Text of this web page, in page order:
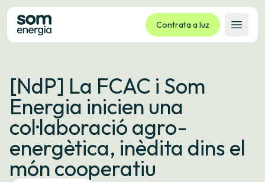
Contrata a luz
Abrir
Tarifas
Servizos
Empresas
La cooperativa
Contacto
Trámites
[NdP] La FCAC i Som
Energia inicien una
col·laboració agro-
energètica, inèdita dins el
món cooperatiu